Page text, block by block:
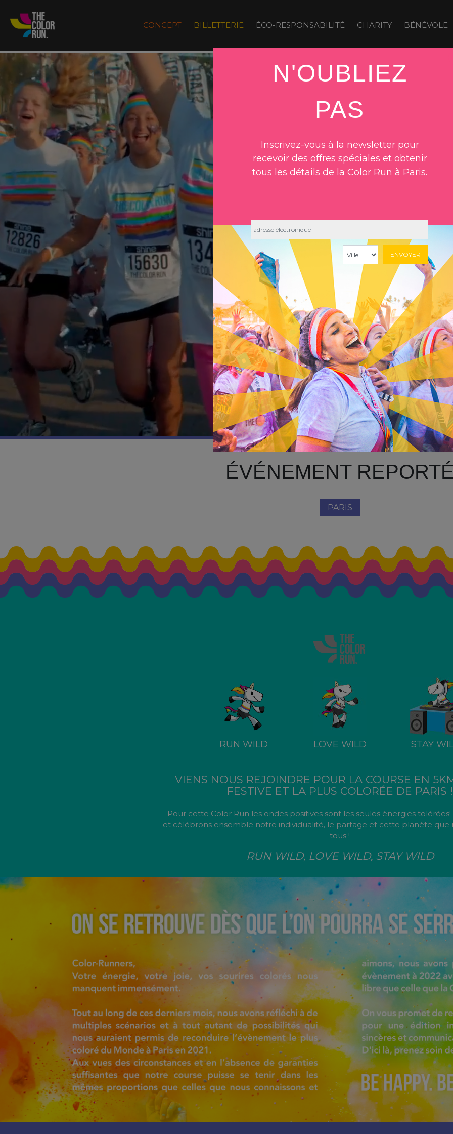
CONCEPT BILLETTERIE ÉCO-RESPONSABILITÉ CHARITY BÉNÉVOLE
ÉVÉNEMENT
PARIS
RUN WILD LOVE WILD STAY
VIENS NOUS REJOINDRE POUR LA COURSE EN
FESTIVE ET LA PLUS COLORÉE DE PARIS !
Pour cette Color Run les ondes positives sont les seules énergies
et célébrons ensemble notre individualité, le partage et cette planète que
tous !
RUN WILD, LOVE WILD, STAY WILD
N'OUBLIEZ
PAS
Inscrivez-vous à la newsletter pour
recevoir des offres spéciales et obtenir
tous les détails de la Color Run à Paris.